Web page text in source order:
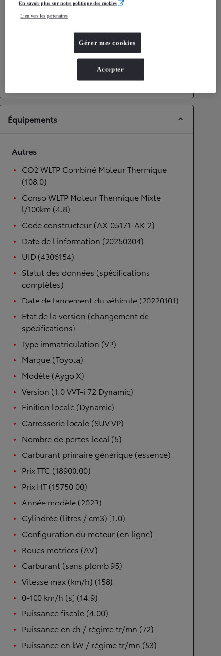
Performances
Accélération 0-100km/h
14,9
Boîte manuelle
Équipements
Autres
CO2 WLTP Combiné Moteur Thermique
(108.0)
Conso WLTP Moteur Thermique Mixte
l/100km (4.8)
Code constructeur (AX-05171-AK-2)
Date de l'information (20250304)
UID (4306154)
Statut des données (spécifications
complètes)
Date de lancement du véhicule (20220101)
Etat de la version (changement de
spécifications)
Type immatriculation (VP)
Marque (Toyota)
Modèle (Aygo X)
Version (1.0 VVT-i 72 Dynamic)
Finition locale (Dynamic)
Carrosserie locale (SUV VP)
Nombre de portes local (5)
Carburant primaire générique (essence)
Prix TTC (18900.00)
Prix HT (15750.00)
Année modèle (2023)
Cylindrée (litres / cm3) (1.0)
Configuration du moteur (en ligne)
Roues motrices (AV)
Carburant (sans plomb 95)
Vitesse max (km/h) (158)
0-100 km/h (s) (14.9)
Puissance fiscale (4.00)
Puissance en ch / régime tr/mn (72)
Puissance en kW / régime tr/mn (53)
En savoir plus sur notre politique des cookies
Lien vers les partenaires
Gérer mes cookies
Accepter